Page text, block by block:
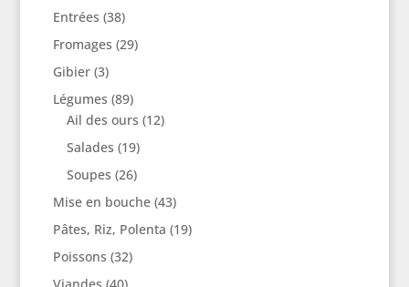
Entrées (38)
Fromages (29)
Gibier(3)
Légumes (89)
Ail des ours (12)
Salades (19)
Soupes (26)
Mise en bouche(43)
Pâtes, Riz, Polenta (19)
Poissons (32)